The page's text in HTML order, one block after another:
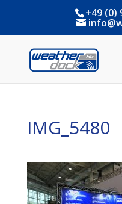
+49 (0)
IMG_5480